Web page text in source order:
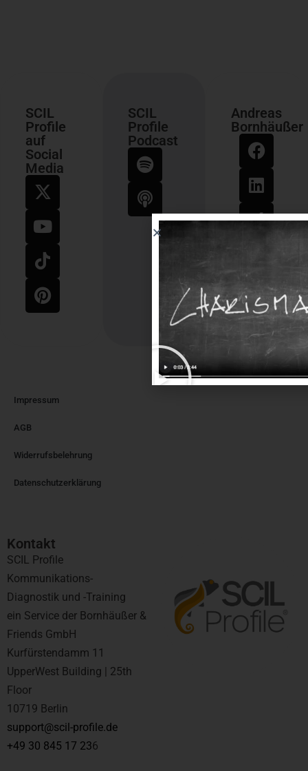
Impressum
AGB
Widerrufsbelehrung
Datenschutzerklärung
Kontakt​
SCIL Profile
Kommunikations-
Diagnostik und -Training
ein Service der Bornhäußer &
Friends GmbH
Kurfürstendamm 11
UpperWest Building | 25th
Floor
10719 Berlin
support@scil-profile.de
+49 30 845 17 236
SCIL
Profile
auf
Social
Media
SCIL
Profile
Podcast
Andreas
Bornhäußer